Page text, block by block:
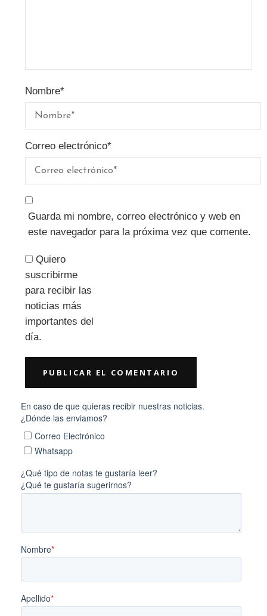
Nombre*
Correo electrónico*
Guarda mi nombre, correo electrónico y web en
este navegador para la próxima vez que comente.
Quiero
suscribirme
para recibir las
noticias más
importantes del
día.